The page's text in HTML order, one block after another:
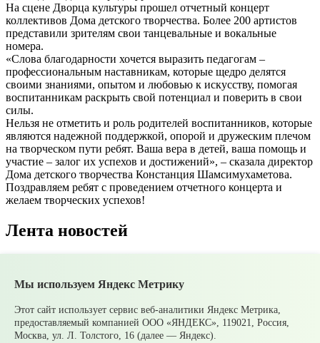
На сцене Дворца культуры прошел отчетный концерт
коллективов Дома детского творчества. Более 200 артистов
представили зрителям свои танцевальные и вокальные
номера.
«Слова благодарности хочется выразить педагогам –
профессиональным наставникам, которые щедро делятся
своими знаниями, опытом и любовью к искусству, помогая
воспитанникам раскрыть свой потенциал и поверить в свои
силы.
Нельзя не отметить и роль родителей воспитанников, которые
являются надежной поддержкой, опорой и дружеским плечом
на творческом пути ребят. Ваша вера в детей, ваша помощь и
участие – залог их успехов и достижений», – сказала директор
Дома детского творчества Констанция Шамсимухаметова.
Поздравляем ребят с проведением отчетного концерта и
желаем творческих успехов!
Лента новостей
09 августа10-11 августа ожидаются очень сильные
07 августаВ Среднеуральске подвели итоги
Молодежной биржи труда – 2026!
07 августаОжидаются сильные ливни
Мы используем Яндекс Метрику
Этот сайт использует сервис веб-аналитики Яндекс Метрика,
предоставляемый компанией ООО «ЯНДЕКС», 119021, Россия,
Москва, ул. Л. Толстого, 16 (далее — Яндекс).